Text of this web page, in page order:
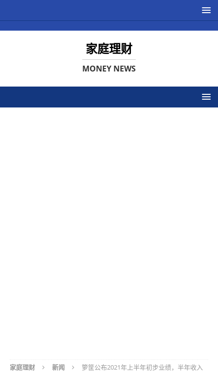
家庭理财
MONEY NEWS
家庭理财 新闻
箩筐公布2021年上半年初步业绩，半年收入